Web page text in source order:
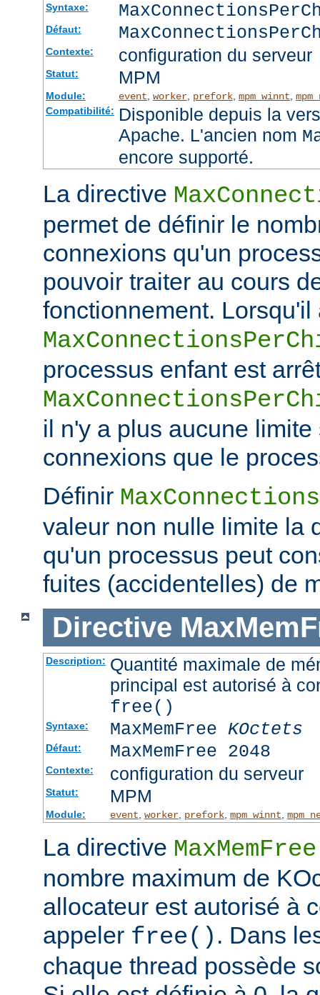
Syntaxe:
Défaut:
Contexte: configuration du serveur
Statut: MPM
Module: event worker, prefork, mpm_winnt
Compatibilité: Disponible depuis la
Apache. L'ancien nom
encore supporté.
La directive
permet de définir le
connexions qu'un
pouvoir traiter au cours
fonctionnement. Lorsqu'il
processus enfant est
il n'y a plus aucune
connexions que le
Définir
valeur non nulle limite la
qu'un processus peut
fuites (accidentelles) de
Directive
Description: Quantité maximale de
principal est autorisé à
free()
Syntaxe: MaxMemFree KOctets
Défaut: MaxMemFree 2048
Contexte: configuration du serveur
Statut: MPM
Module: event worker, prefork, mpm_winnt
La directive MaxMemFree
nombre maximum de
allocateur est autorisé à
appeler free() . Dans
chaque thread possède